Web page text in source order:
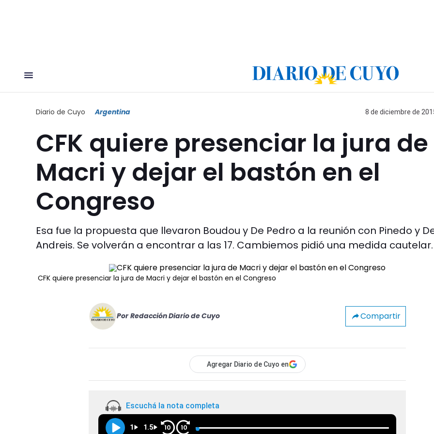
Diario de Cuyo Argentina 8 de diciembre de
CFK quiere presenciar la jura de
Macri y dejar el bastón en el
Congreso
Esa fue la propuesta que llevaron Boudou y De Pedro a la reunión con Pinedo y
Andreis. Se volverán a encontrar a las 17. Cambiemos pidió una medida cautelar.
CFK quiere presenciar la jura de Macri y dejar el bastón en el Congreso
Por Redacción Diario de Cuyo Compartir
Agregar Diario de Cuyo en
Escuchá la nota completa
1 1.5 10 10